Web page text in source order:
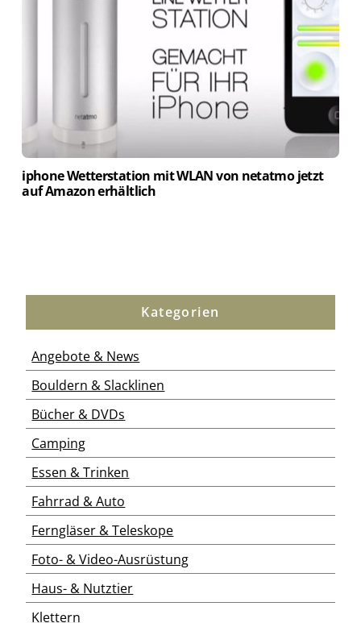
iphone Wetterstation mit WLAN von netatmo jetzt
auf Amazon erhältlich
Kategorien
Angebote & News
Bouldern & Slacklinen
Bücher & DVDs
Camping
Essen & Trinken
Fahrrad & Auto
Ferngläser & Teleskope
Foto- & Video-Ausrüstung
Haus- & Nutztier
Klettern